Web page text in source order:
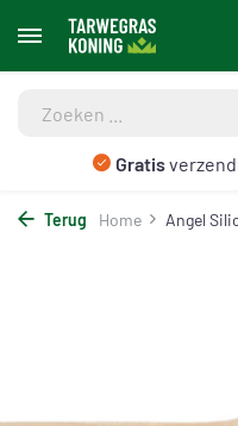
Gratis
Terug Home Angel